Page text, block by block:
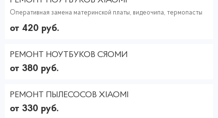
Оперативная замена материнской платы, видеочипа, термопасты
от 420 руб.
РЕМОНТ НОУТБУКОВ СЯОМИ
от 380 руб.
РЕМОНТ ПЫЛЕСОСОВ XIAOMI
от 330 руб.